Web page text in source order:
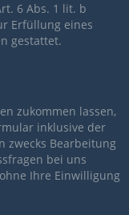
6 Abs. 1 lit. b
Erfüllung eines
gestattet.
zukommen lassen,
inklusive der
zwecks Bearbeitung
bei uns
Ihre Einwilligung